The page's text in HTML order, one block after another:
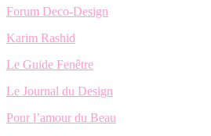
Forum Deco-Design
Karim Rashid
Le Guide Fenêtre
Le Journal du Design
Pour l’amour du Beau